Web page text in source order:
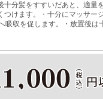
十分髪をすすいだあと、適量
つけます。・十分にマッサー
吸収を促します。・放置後は